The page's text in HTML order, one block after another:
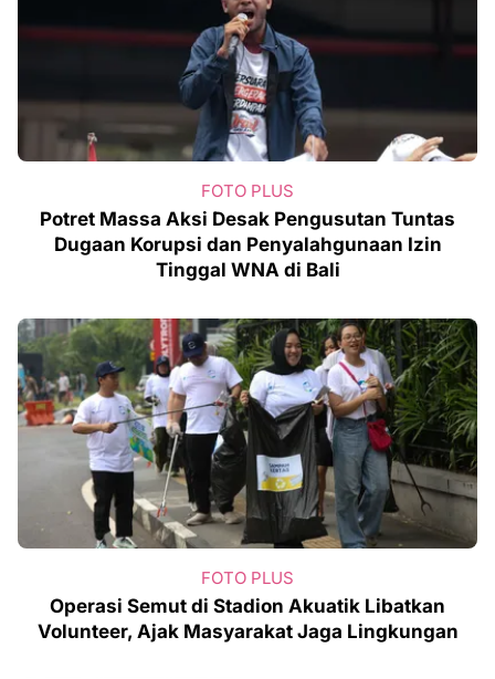
FOTO PLUS
Potret Massa Aksi Desak Pengusutan Tuntas
Dugaan Korupsi dan Penyalahgunaan Izin
Tinggal WNA di Bali
FOTO PLUS
Operasi Semut di Stadion Akuatik Libatkan
Volunteer, Ajak Masyarakat Jaga Lingkungan